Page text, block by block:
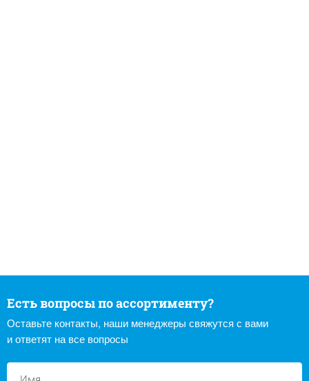
Есть вопросы по ассортименту?
Оставьте контакты, наши менеджеры свяжутся с вами
и ответят на все вопросы